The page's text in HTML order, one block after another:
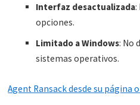
Interfaz desactualizada:
opciones.
Limitado a Windows: No
sistemas operativos.
Agent Ransack desde su página